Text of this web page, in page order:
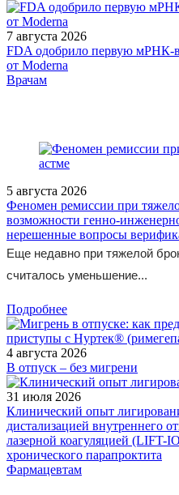
7 августа 2026
FDA одобрило первую
от Moderna
/doctor/therapeutics/podbor-i-
Врачам
5 августа 2026
Феномен ремиссии при
возможности генно-
нерешенные вопросы
Еще недавно при тяжелой
считалось уменьшение...
Подробнее
4 августа 2026
В отпуск – без мигрени
31 июля 2026
Клинический опыт
дистализацией внутреннего
лазерной коагуляцией (LIFT-
хронического парапроктита
Фармацевтам